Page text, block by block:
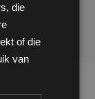
die
of die
van